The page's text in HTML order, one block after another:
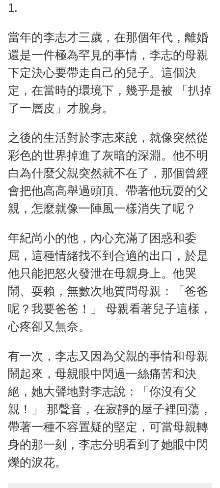
1.
當年的李志才三歲，在那個年代，離婚
還是一件極為罕見的事情，李志的母親
下定決心要帶走自己的兒子。這個決
定，在當時的環境下，幾乎是被 「扒掉
了一層皮」才脫身。
之後的生活對於李志來說，就像突然從
彩色的世界掉進了灰暗的深淵。他不明
白為什麼父親突然就不在了，那個曾經
會把他高高舉過頭頂、帶著他玩耍的父
親，怎麼就像一陣風一樣消失了呢？
年紀尚小的他，內心充滿了困惑和委
屈，這種情緒找不到合適的出口，於是
他只能把怒火發泄在母親身上。他哭
鬧、耍賴，無數次地質問母親：「爸爸
呢？我要爸爸！」 母親看著兒子這樣，
心疼卻又無奈。
有一次，李志又因為父親的事情和母親
鬧起來，母親眼中閃過一絲痛苦和決
絕，她大聲地對李志說：「你沒有父
親！」 那聲音，在寂靜的屋子裡回蕩，
帶著一種不容置疑的堅定，可當母親轉
身的那一刻，李志分明看到了她眼中閃
爍的淚花。